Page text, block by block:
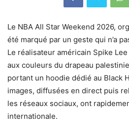
Le NBA All Star Weekend 2026,
été marqué par un geste qui n’a
Le réalisateur américain Spike
aux couleurs du drapeau
portant un hoodie dédié au Black
images, diffusées en direct puis
les réseaux sociaux, ont
internationale.